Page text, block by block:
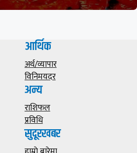
आर्थिक
अर्थ/व्यापार
विनिमयदर
अन्य
राशिफल
प्रविधि
सुदूरखबर